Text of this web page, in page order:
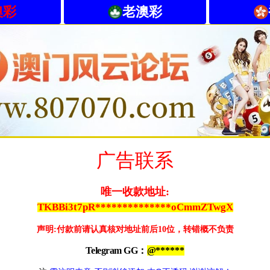
彩 老澳彩
广告联系
唯一收款地址:
TKBBi3t7pR**************oCmmZTwgX
声明:付款前请认真核对地址前后10位，转错概不负责
Telegram GG： @******